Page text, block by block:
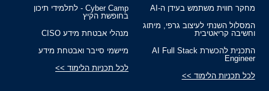
מחקר חווית משתמש בעידן ה-AI
המסלול השנתי לעיצוב גרפי, מיתוג
וחשיבה קריאטיבית
התכנית להכשרת AI Full Stack
Engineer
לכל תכניות הלימוד >>
Cyber Camp - לתלמידי תיכון
בחופשת הקיץ
מנהלי אבטחת מידע CISO
מיישמי סייבר ואבטחת מידע
לכל תכניות הלימוד >>